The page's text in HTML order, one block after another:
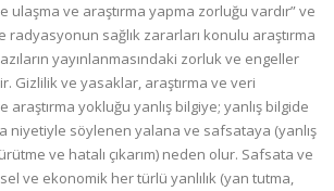
ulaşma ve araştırma yapma zorluğu vardır” ve
radyasyonun sağlık zararları konulu araştırma
yayınlanmasındaki zorluk ve engeller
Gizlilik ve yasaklar, araştırma ve veri
araştırma yokluğu yanlış bilgiye; yanlış bilgide
niyetiyle söylenen yalana ve safsataya (yanlış
ve hatalı çıkarım) neden olur. Safsata ve
ve ekonomik her türlü yanlılık (yan tutma,